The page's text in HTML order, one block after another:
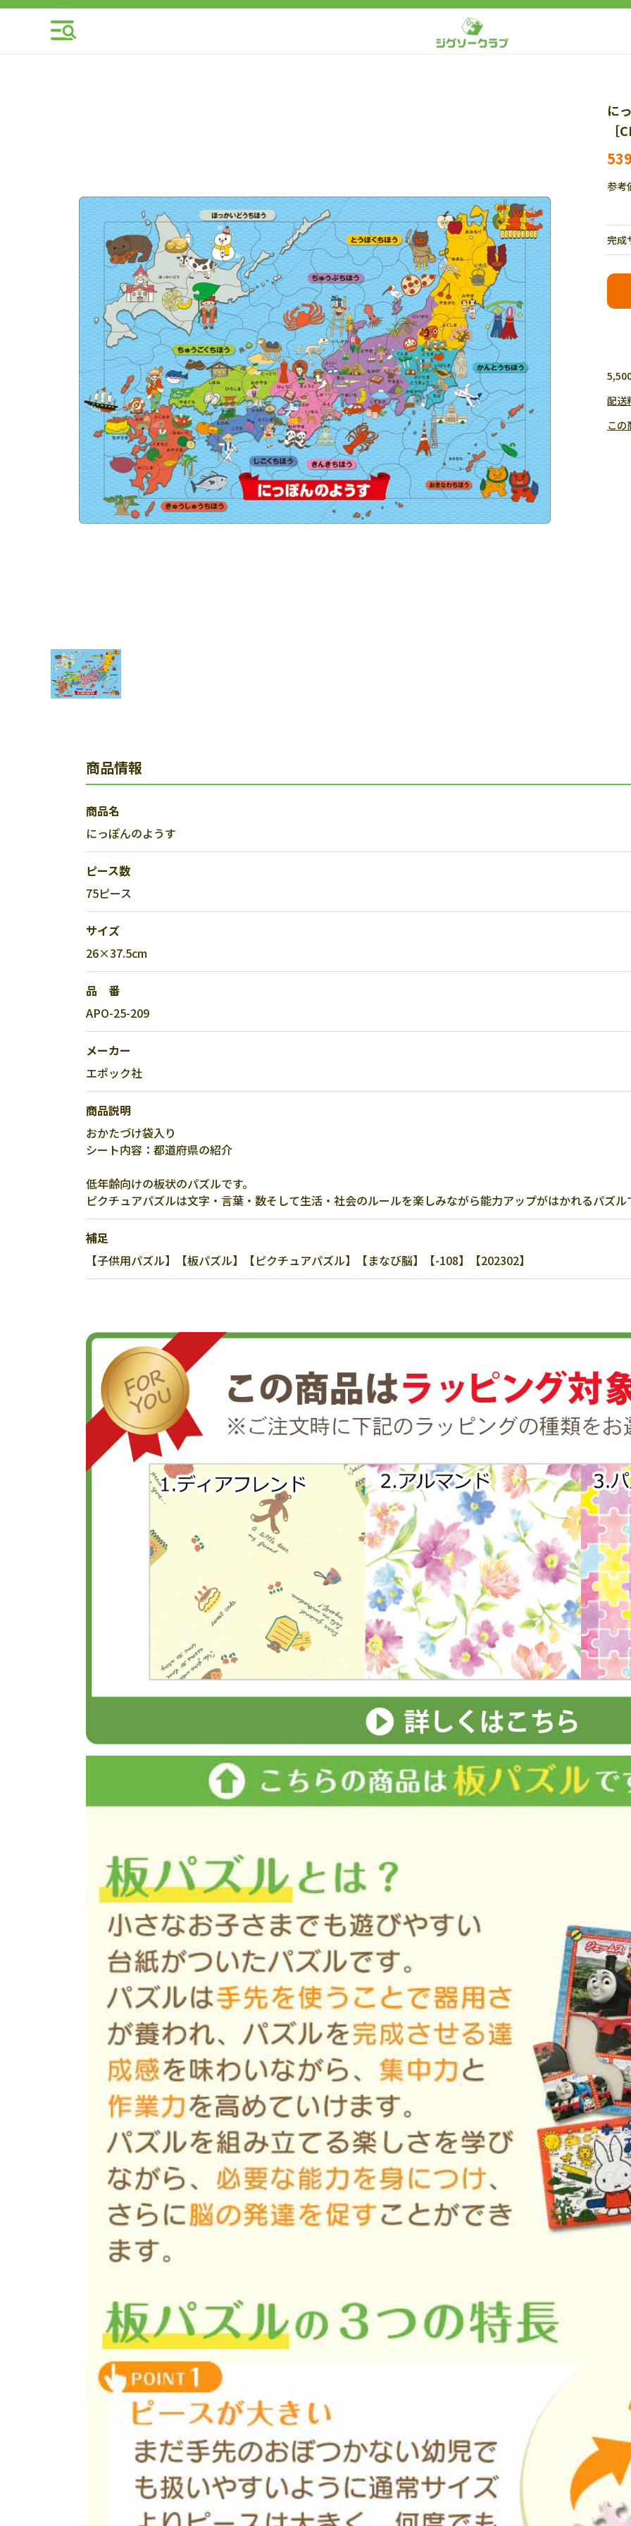
に
［
参考
完成
配送
この
商品情報
商品名
にっぽんのようす
ピース数
75ピース
サイズ
26×37.5cm
品 番
APO-25-209
メーカー
エポック社
商品説明
おかたづけ袋入り
シート内容：都道府県の紹介
低年齢向けの板状のパズルです。
ピクチュアパズルは文字・言葉・数そして生活・社会のルールを楽しみながら能力アップがはかれるパズル
補足
【子供用パズル】【板パズル】【ピクチュアパズル】【まなび脳】【-108】【202302】